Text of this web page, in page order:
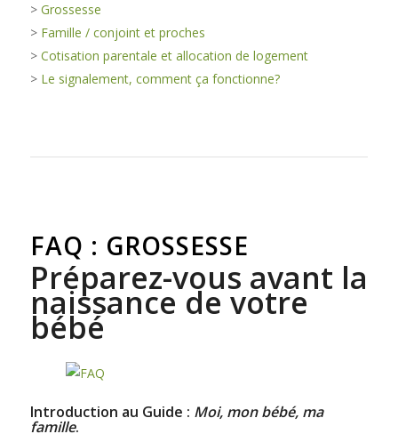
>Grossesse
> Famille / conjoint et proches
> Cotisation parentale et allocation de logement
> Le signalement, comment ça fonctionne?
FAQ : GROSSESSE
Préparez-vous avant la
naissance de votre
bébé
Introduction au Guide : Moi, mon bébé, ma
famille.